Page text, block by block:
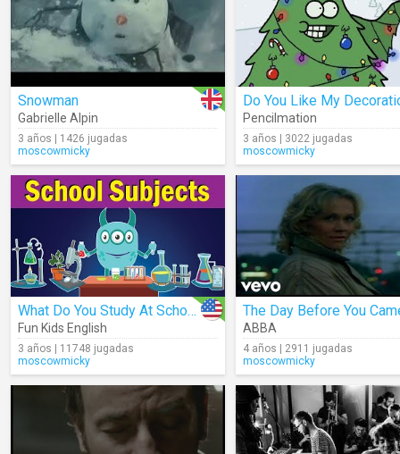
Snowman
Gabrielle Alpin
3 años | 1426 jugadas
moscowmicky
Pencilmation
3 años | 3022 jugadas
moscowmicky
What Do You Study At School?
Fun Kids English
3 años | 11748 jugadas
moscowmicky
The Day Before You
ABBA
4 años | 2911 jugadas
moscowmicky